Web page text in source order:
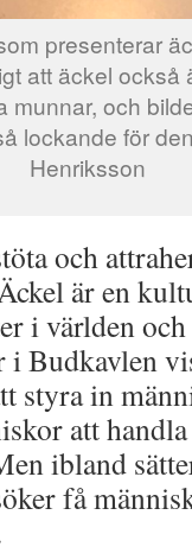
presenterar
att äckel också
munnar, och
lockande för
Henriksson
och
är en
i världen
Budkavlen
styra in
att
ibland
få